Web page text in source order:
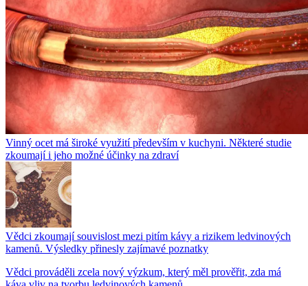
Vinný ocet má široké využití především v kuchyni. Některé studie
zkoumají i jeho možné účinky na zdraví
Vědci zkoumají souvislost mezi pitím kávy a rizikem ledvinových
kamenů. Výsledky přinesly zajímavé poznatky
Vědci prováděli zcela nový výzkum, který měl prověřit, zda má